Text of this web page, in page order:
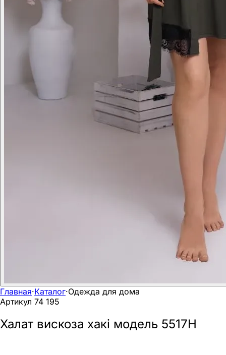
Главная·Каталог·Одежда для дома
Артикул 74 195
Халат вискоза хакі модель 5517Н